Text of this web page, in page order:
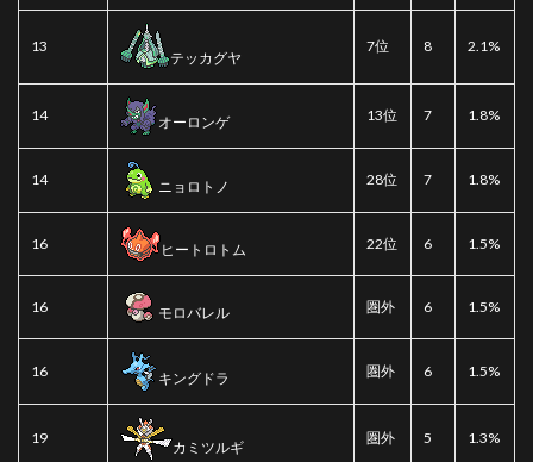
13
テッカグヤ
7位 8 2.1%
14 オーロンゲ 13位 7 1.8%
14 ニョロトノ 28位 7 1.8%
16 ヒートロトム 22位 6 1.5%
16 モロバレル 圏外 6 1.5%
16 キングドラ 圏外 6 1.5%
19
カミツルギ
圏外 5 1.3%